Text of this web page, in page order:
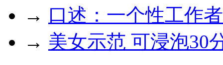
→ 口述：一个性工作
→ 美女示范 可浸泡30